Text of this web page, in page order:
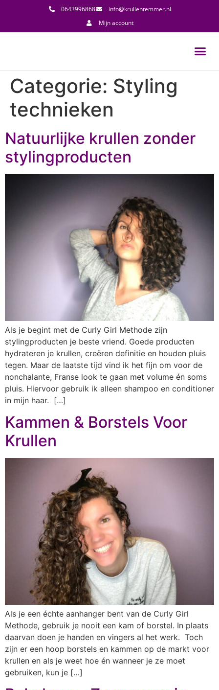
0643996868
info@krullentemmer.nl
Mijn account
Categorie: Styling
technieken
Natuurlijke krullen zonder
stylingproducten
Als je begint met de Curly Girl Methode zijn
stylingproducten je beste vriend. Goede producten
hydrateren je krullen, creëren definitie en houden pluis
tegen. Maar de laatste tijd vind ik het fijn om voor de
nonchalante, Franse look te gaan met volume én soms
pluis. Hiervoor gebruik ik alleen shampoo en conditioner
in mijn haar. […]
Kammen & Borstels Voor
Krullen
Als je een échte aanhanger bent van de Curly Girl
Methode, gebruik je nooit een kam of borstel. In plaats
daarvan doen je handen en vingers al het werk. Toch
zijn er een hoop borstels en kammen op de markt voor
krullen en als je weet hoe én wanneer je ze moet
gebruiken, kun je […]